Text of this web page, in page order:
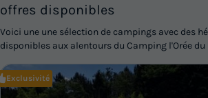
offres disponibles
Voici une une sélection de campings avec des
disponibles aux alentours du Camping l'Orée
Exclusivité